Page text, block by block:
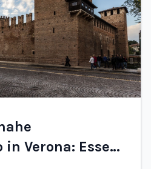
in Verona: Essen